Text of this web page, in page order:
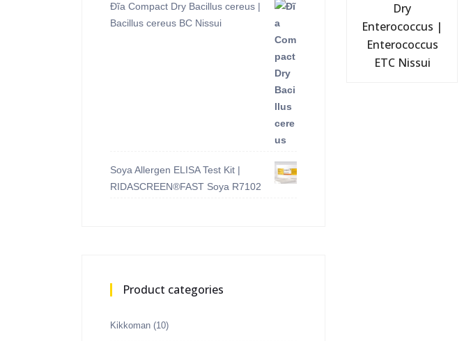
Đĩa Compact Dry Bacillus cereus |
Bacillus cereus BC Nissui
Soya Allergen ELISA Test Kit |
RIDASCREEN®FAST Soya R7102
Product categories
Kikkoman (10)
Dry
Enterococcus |
Enterococcus
ETC Nissui